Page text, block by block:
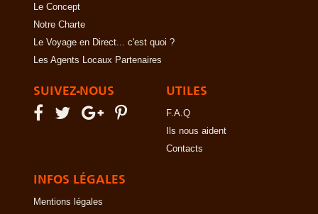
Le Concept
Notre Charte
Le Voyage en Direct... c'est quoi ?
Les Agents Locaux Partenaires
SUIVEZ-NOUS UTILES
F.A.Q
Ils nous aident
Contacts
INFOS LÉGALES
Mentions légales